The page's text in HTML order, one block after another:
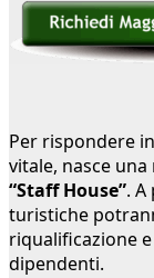
Per rispondere
vitale, nasce
“Staff House”.
turistiche
riqualificazione
dipendenti.